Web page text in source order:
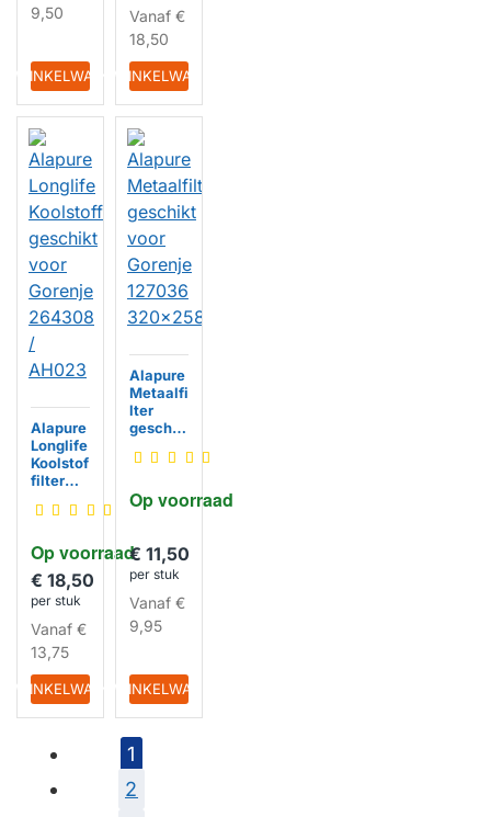
9,50
WINKELWAGEN
HUISMERK
Vanaf€
18,50
IN WINKELWAGEN
HUISMERK
Op voorraad
Alapure
Longlife
Koolstof
filter
t voor
264308
/ AH023
€ 18,50
per stuk
Vanaf €
13,75
WINKELWAGEN
Op voorraad
Alapure
Metaalfi
lter
geschik
Gorenje
320x25
8x8mm
€ 11,50
per stuk
Vanaf€
9,95
IN WINKELWAGEN
1
2